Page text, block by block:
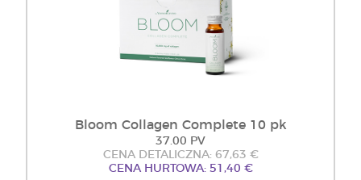
Bloom Collagen Complete 10 pk
37.00 PV
CENA DETALICZNA: 67,63 €
CENA HURTOWA: 51,40 €